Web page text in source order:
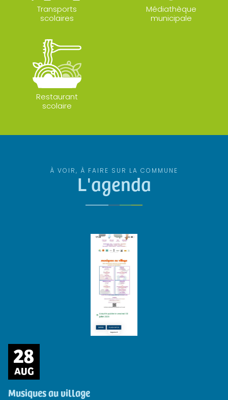
Transports
scolaires
Médiathèque
municipale
Restaurant
scolaire
À VOIR, À FAIRE SUR LA COMMUNE
L'agenda
28
AUG
Musiques au village